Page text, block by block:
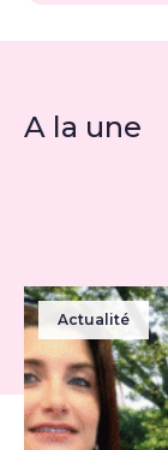
A la une
Actualité